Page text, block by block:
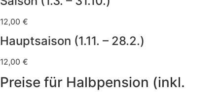
12,00 €
Hauptsaison (1.11. – 28.2.)
12,00 €
Preise für Halbpension (inkl.